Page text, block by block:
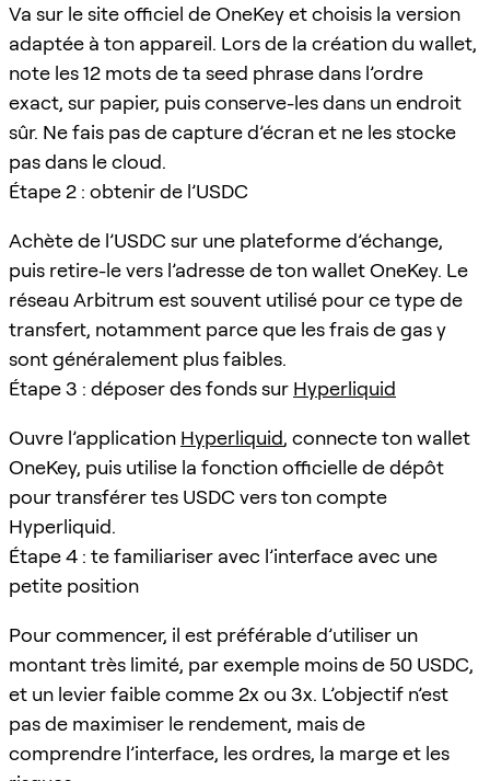
Va sur le site officiel de OneKey et choisis la version
adaptée à ton appareil. Lors de la création du wallet,
note les 12 mots de ta seed phrase dans l’ordre
exact, sur papier, puis conserve-les dans un endroit
sûr. Ne fais pas de capture d’écran et ne les stocke
pas dans le cloud.
Étape 2 : obtenir de l’USDC
Achète de l’USDC sur une plateforme d’échange,
puis retire-le vers l’adresse de ton wallet OneKey. Le
réseau Arbitrum est souvent utilisé pour ce type de
transfert, notamment parce que les frais de gas y
sont généralement plus faibles.
Étape 3 : déposer des fonds sur Hyperliquid
Ouvre l’application Hyperliquid, connecte ton wallet
OneKey, puis utilise la fonction officielle de dépôt
pour transférer tes USDC vers ton compte
Hyperliquid.
Étape 4 : te familiariser avec l’interface avec une
petite position
Pour commencer, il est préférable d’utiliser un
montant très limité, par exemple moins de 50 USDC,
et un levier faible comme 2x ou 3x. L’objectif n’est
pas de maximiser le rendement, mais de
comprendre l’interface, les ordres, la marge et les